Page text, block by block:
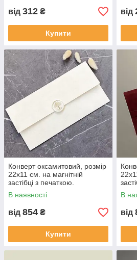
від 312 ₴
Купити
від
Конверт оксамитовий, розмір
22х11 см. на магнітній
застібці з печаткою.
В наявності
від 854 ₴
Купити
В
від